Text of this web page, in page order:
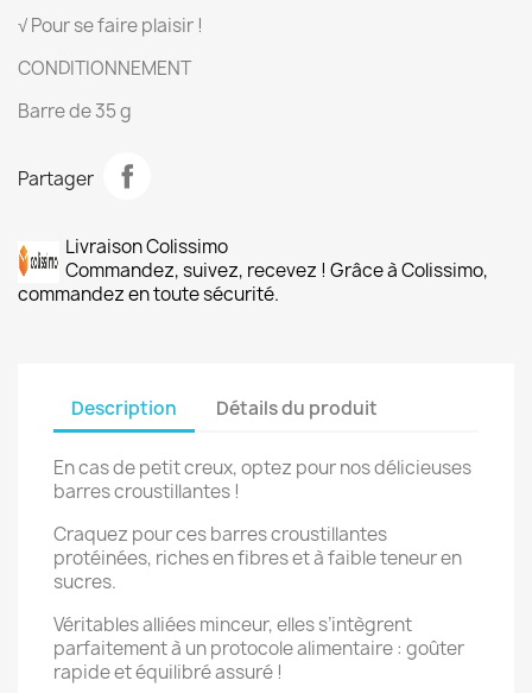
√ Pour se faire plaisir !
CONDITIONNEMENT
Barre de 35 g
Partager
Livraison Colissimo
Commandez, suivez, recevez ! Grâce à Colissimo,
commandez en toute sécurité.
Description Détails du produit
En cas de petit creux, optez pour nos délicieuses
barres croustillantes !
Craquez pour ces barres croustillantes
protéinées, riches en fibres et à faible teneur en
sucres.
Véritables alliées minceur, elles s’intègrent
parfaitement à un protocole alimentaire : goûter
rapide et équilibré assuré !